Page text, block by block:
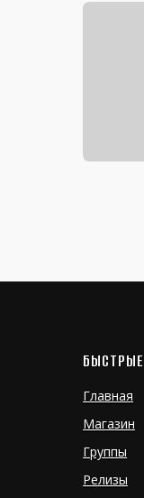
Главная
Магазин
Группы
Релизы